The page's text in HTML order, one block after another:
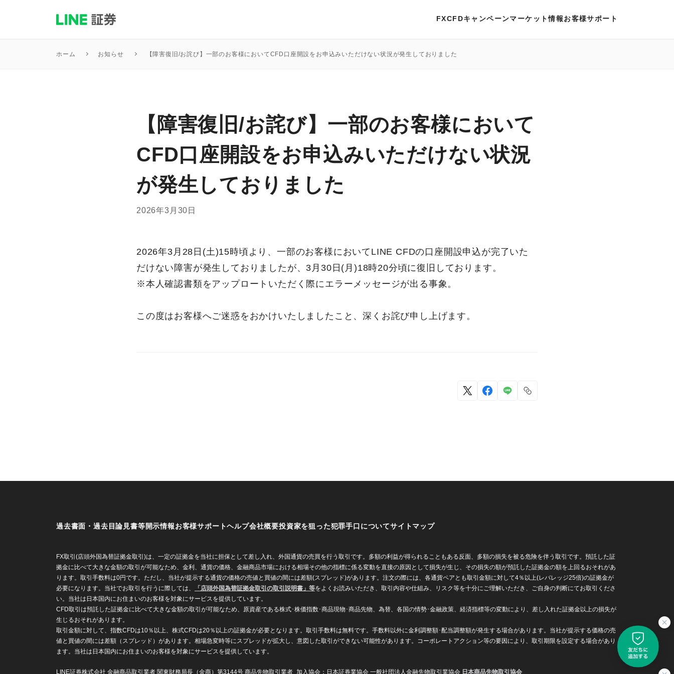
FXCFDキャンペーンマーケット情報お客様サポート
ホーム お知らせ 【障害復旧/お詫び】一部のお客様においてCFD口座開設をお申込みいただけない状況が発生しておりました
【障害復旧/お詫び】一部のお客様において
CFD口座開設をお申込みいただけない状況
が発生しておりました
2026年3月30日
2026年3月28日(土)15時頃より、一部のお客様においてLINE CFDの口座開設申込が完了いた
だけない障害が発生しておりましたが、3月30日(月)18時20分頃に復旧しております。
※本人確認書類をアップロートいただく際にエラーメッセージが出る事象。
この度はお客様へご迷惑をおかけいたしましたこと、深くお詫び申し上げます。
過去書面・過去目論見書等開示情報お客様サポートヘルプ会社概要投資家を狙った犯罪手口についてサイトマップ
FX取引(店頭外国為替証拠金取引)は、一定の証拠金を当社に担保として差し入れ、外国通貨の売買を行う取引です。多額の利益が得られることもある反面、多額の損失を被る危険を伴う取引です。預託した証
拠金に比べて大きな金額の取引が可能なため、金利、通貨の価格、金融商品市場における相場その他の指標に係る変動を直接の原因として損失が生じ、その損失の額が預託した証拠金の額を上回るおそれがあ
ります。取引手数料は0円です。ただし、当社が提示する通貨の価格の売値と買値の間には差額(スプレッド)があります。注文の際には、各通貨ペアとも取引金額に対して4％以上(レバレッジ25倍)の証拠金が
必要になります。当社でお取引を行うに際しては、
「店頭外国為替証拠金取引の取引説明書」等をよくお読みいただき、取引内容や仕組み、リスク等を十分にご理解いただき、ご自身の判断にてお取引くださ
い。当社は日本国内にお住まいのお客様を対象にサービスを提供しています。
CFD取引は預託した証拠金に比べて大きな金額の取引が可能なため、原資産である株式･株価指数･商品現物･商品先物、為替、各国の情勢･金融政策、経済指標等の変動により、差し入れた証拠金以上の損失が
生じるおそれがあります。
取引金額に対して、指数CFDは10％以上、株式CFDは20％以上の証拠金が必要となります。取引手数料は無料です。手数料以外に金利調整額･配当調整額が発生する場合があります。当社が提示する価格の売
値と買値の間には差額（スプレッド）があります。相場急変時等にスプレッドが拡大し、意図した取引ができない可能性があります。コーポレートアクション等の要因により、取引期限を設定する場合があり
ます。当社は日本国内にお住まいのお客様を対象にサービスを提供しています。
LINE証券株式会社 金融商品取引業者 関東財務局長（金商）第3144号 商品先物取引業者 加入協会：日本証券業協会 一般社団法人金融先物取引業協会 日本商品先物取引協会